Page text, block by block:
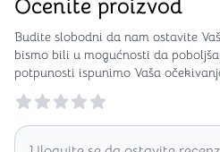
Ocenite proizvod
Budite slobodni da nam ostavite
bismo bili u mogućnosti da
potpunosti ispunimo Vaša
Reviews